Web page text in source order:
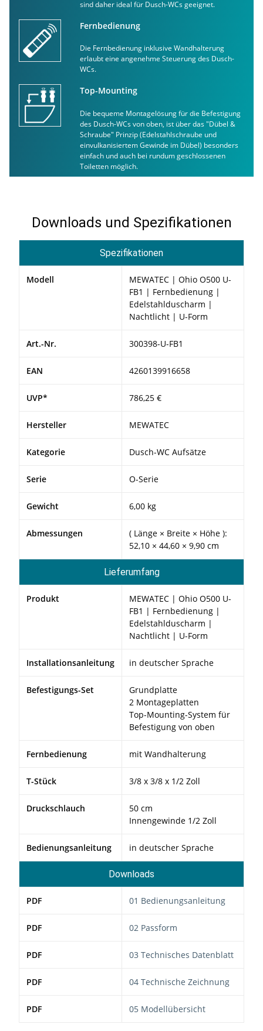
sind daher ideal für Dusch-WCs geeignet.
Fernbedienung
Die Fernbedienung inklusive Wandhalterung
erlaubt eine angenehme Steuerung des Dusch-
WCs.
Top-Mounting
Die bequeme Montagelösung für die Befestigung
des Dusch-WCs von oben, ist über das "Dübel &
Schraube" Prinzip (Edelstahlschraube und
einvulkanisiertem Gewinde im Dübel) besonders
einfach und auch bei rundum geschlossenen
Toiletten möglich.
Downloads und Spezifikationen
Spezifikationen
Modell
MEWATEC | Ohio O500 U-
FB1 | Fernbedienung |
Edelstahlduscharm |
Nachtlicht | U-Form
Art.-Nr. 300398-U-FB1
EAN 4260139916658
UVP* 786,25 €
Hersteller MEWATEC
Kategorie Dusch-WC Aufsätze
Serie O-Serie
Gewicht 6,00 kg
Abmessungen
( Länge × Breite × Höhe ):
52,10 × 44,60 × 9,90 cm
Lieferumfang
Produkt
MEWATEC | Ohio O500 U-
FB1 | Fernbedienung |
Edelstahlduscharm |
Nachtlicht | U-Form
Installationsanleitung in deutscher Sprache
Befestigungs-Set
Grundplatte
2 Montageplatten
Top-Mounting-System für
Befestigung von oben
Fernbedienung mit Wandhalterung
T-Stück 3/8 x 3/8 x 1/2 Zoll
Druckschlauch
50 cm
Innengewinde 1/2 Zoll
Bedienungsanleitung in deutscher Sprache
Downloads
PDF 01 Bedienungsanleitung
PDF 02 Passform
PDF 03 Technisches Datenblatt
PDF 04 Technische Zeichnung
PDF 05 Modellübersicht